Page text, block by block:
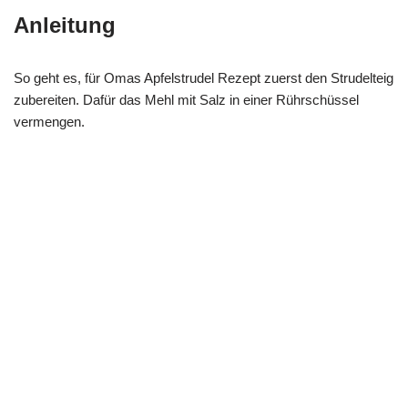
Anleitung
So geht es, für Omas Apfelstrudel Rezept zuerst den Strudelteig
zubereiten. Dafür das Mehl mit Salz in einer Rührschüssel
vermengen.